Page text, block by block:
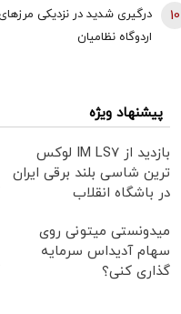
درگیری شدید در نزدیکی
اردوگاه نظامیان
10
پیشنهاد ویژه
بازدید از IM LS7 لوکس
ترین شاسی بلند برقی ایران
در باشگاه انقلاب
میدونستی میتونی روی
سهام آدیداس سرمایه
گذاری کنی؟